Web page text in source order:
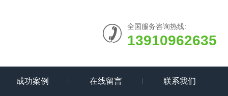
全国服务咨询热线:
13910962635
成功案例 在线留言 联系我们